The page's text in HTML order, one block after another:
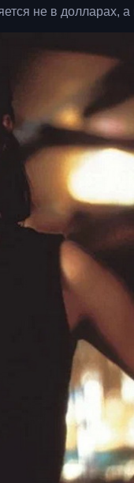
не в долларах,